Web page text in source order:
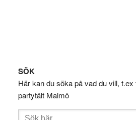
Footer
SÖK
Här kan du söka på vad du vill,
partytält Malmö
Sök